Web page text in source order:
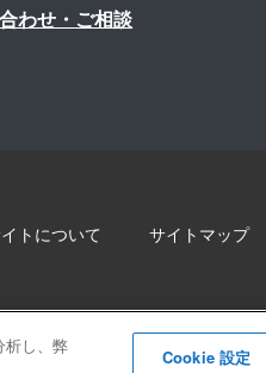
わせ・ご相談
トについて サイトマップ
析し、弊
Cookie 設定